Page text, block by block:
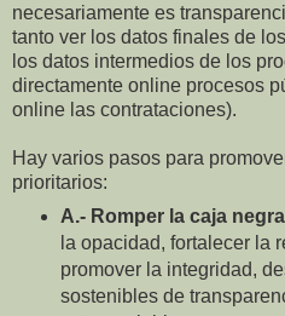
necesariamente es
tanto ver los datos finales de
los datos intermedios de los
directamente online procesos
online las contrataciones).
Hay varios pasos para
prioritarios:
A.- Romper la caja
la opacidad, fortalecer la
promover la integridad,
sostenibles de